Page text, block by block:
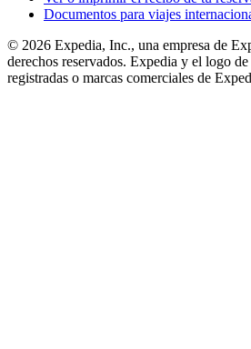
Documentos para viajes
© 2026 Expedia, Inc., una empresa de
derechos reservados. Expedia y el logo
registradas o marcas comerciales de